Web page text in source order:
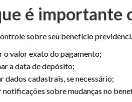
é importante
sobre seu benefício
o valor exato do pagamento;
a data de depósito;
dados cadastrais, se necessário;
notificações sobre mudanças no